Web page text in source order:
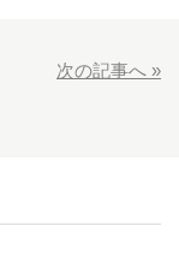
次の記事へ »